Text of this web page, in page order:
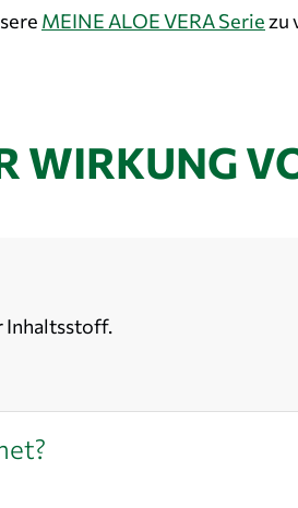
MEINE ALOE VERA Seriezu
WIRKUNG
Inhaltsstoff.